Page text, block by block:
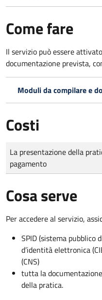
Come fare
Il servizio può essere
documentazione prevista,
Moduli da compilare e
Costi
Tipo di pagamento
Importo
La presentazione della
pagamento
Cosa serve
Per accedere al servizio,
SPID (sistema pubblico
d’identità elettronica
(CNS)
tutta la
della pratica.